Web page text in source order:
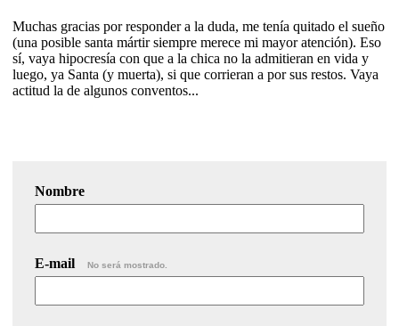
Muchas gracias por responder a la duda, me tenía quitado el sueño
(una posible santa mártir siempre merece mi mayor atención). Eso
sí, vaya hipocresía con que a la chica no la admitieran en vida y
luego, ya Santa (y muerta), si que corrieran a por sus restos. Vaya
actitud la de algunos conventos...
Nombre
E-mail No será mostrado.